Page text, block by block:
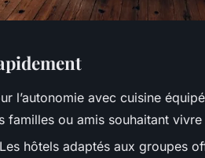
l’autonomie avec cuisine
familles ou amis souhaitant vivre
hôtels adaptés aux groupes